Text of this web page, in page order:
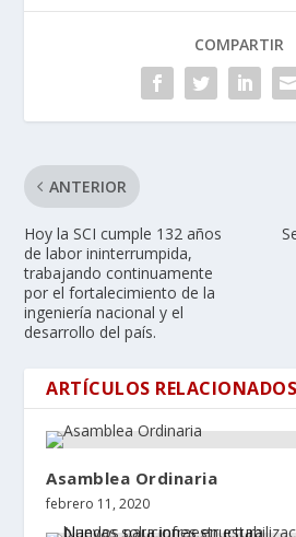
COMPARTIR
ANTERIOR
Hoy la SCI cumple 132 años
de labor ininterrumpida,
trabajando continuamente
por el fortalecimiento de la
ingeniería nacional y el
desarrollo del país.
ARTÍCULOS RELACIONADOS
Asamblea Ordinaria
febrero 11, 2020